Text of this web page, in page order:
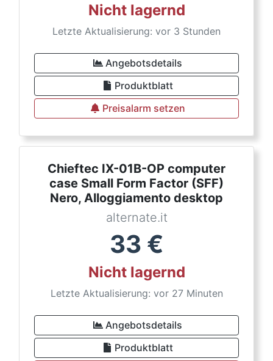
Nicht lagernd
Letzte Aktualisierung: vor 3 Stunden
Angebotsdetails
Produktblatt
Preisalarm setzen
Chieftec IX-01B-OP computer
case Small Form Factor (SFF)
Nero, Alloggiamento desktop
alternate.it
33 €
Nicht lagernd
Letzte Aktualisierung: vor 27 Minuten
Angebotsdetails
Produktblatt